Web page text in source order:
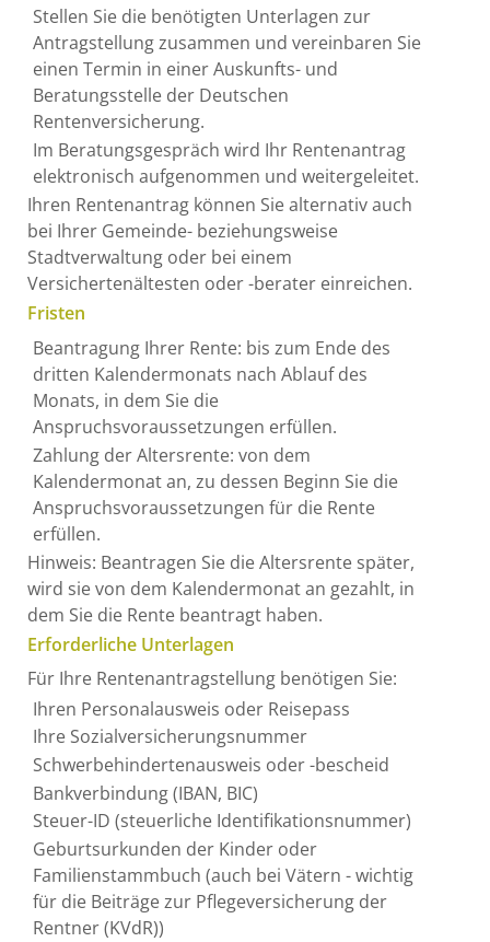
Stellen Sie die benötigten Unterlagen zur
Antragstellung zusammen und vereinbaren Sie
einen Termin in einer Auskunfts- und
Beratungsstelle der Deutschen
Rentenversicherung.
Im Beratungsgespräch wird Ihr Rentenantrag
elektronisch aufgenommen und weitergeleitet.
Ihren Rentenantrag können Sie alternativ auch
bei Ihrer Gemeinde- beziehungsweise
Stadtverwaltung oder bei einem
Versichertenältesten oder -berater einreichen.
Fristen
Beantragung Ihrer Rente: bis zum Ende des
dritten Kalendermonats nach Ablauf des
Monats, in dem Sie die
Anspruchsvoraussetzungen erfüllen.
Zahlung der Altersrente: von dem
Kalendermonat an, zu dessen Beginn Sie die
Anspruchsvoraussetzungen für die Rente
erfüllen.
Hinweis: Beantragen Sie die Altersrente später,
wird sie von dem Kalendermonat an gezahlt, in
dem Sie die Rente beantragt haben.
Erforderliche Unterlagen
Für Ihre Rentenantragstellung benötigen Sie:
Ihren Personalausweis oder Reisepass
Ihre Sozialversicherungsnummer
Schwerbehindertenausweis oder -bescheid
Bankverbindung (IBAN, BIC)
Steuer-ID (steuerliche Identifikationsnummer)
Geburtsurkunden der Kinder oder
Familienstammbuch (auch bei Vätern - wichtig
für die Beiträge zur Pflegeversicherung der
Rentner (KVdR))